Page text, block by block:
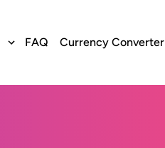
FAQ Currency Converter